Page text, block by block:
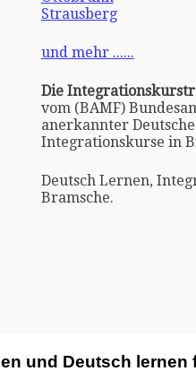
Strausberg
und mehr ......
Die
vom (BAMF)
anerkannter
Integrationskurse in
Deutsch Lernen,
Bramsche.
und Deutsch